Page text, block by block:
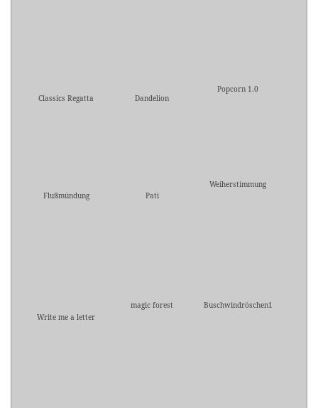
Classics Regatta Dandelion
Popcorn 1.0
Flußmündung Pati
Weiherstimmung
Write me a letter
magic forest Buschwindröschen1